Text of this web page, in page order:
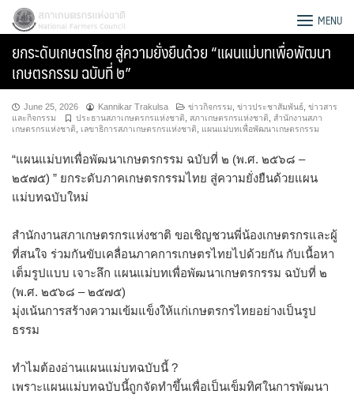
Skip
content
Search
for:
สภาเกษตรกรแห่งชาติ MENU
ยกระดับเกษตรไทย สู่ความยั่งยืนด้วย “แผนแม่บทเพื่อพัฒนา
เกษตรกรรม ฉบับที่ ๒”
June 25, 2026 Kannikar Trakulsa ข่าวกิจกรรม ข่าวประชาสัมพันธ์ ข่าวสาร
และกิจกรรม
ประธานสภาเกษตรกรแห่งชาติ สภาเกษตรกรแห่งชาติ
สำนักงานสภา
เกษตรกรแห่งชาติ
เลขาธิการสภาเกษตรกรแห่งชาติ แผนแม่บทเพื่อพัฒนาเกษตรกรรม
“แผนแม่บทเพื่อพัฒนาเกษตรกรรม ฉบับที่ ๒ (พ.ศ. ๒๕๖๘ –
๒๕๗๕) ” ยกระดับภาคเกษตรกรรมไทย สู่ความยั่งยืนด้วยแผน
แม่บทฉบับใหม่
สำนักงานสภาเกษตรกรแห่งชาติ ขอเชิญชวนพี่น้องเกษตรกรและผู้
ที่สนใจ ร่วมกันขับเคลื่อนภาคการเกษตรไทยไปด้วยกัน กับเนื้อหา
เต็มรูปแบบ เจาะลึก แผนแม่บทเพื่อพัฒนาเกษตรกรรม ฉบับที่ ๒
(พ.ศ. ๒๕๖๘ – ๒๕๗๕)
มุ่งเน้นการสร้างความเข้มแข็งให้แก่เกษตรกรไทยอย่างเป็นรูป
ธรรม
ทำไมต้องอ่านแผนแม่บทฉบับนี้ ?
เพราะแผนแม่บทฉบับนี้ถูกจัดทำขึ้นเพื่อเป็นเข็มทิศในการพัฒนา